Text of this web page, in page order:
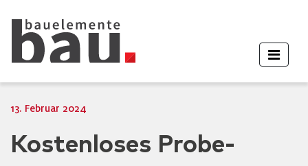
13. Februar 2024
Kostenloses Probe-